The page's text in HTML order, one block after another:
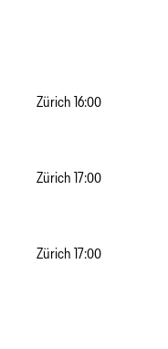
Zürich 16:00
Zürich 17:00
Zürich 17:00